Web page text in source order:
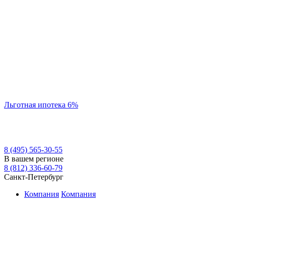
Льготная ипотека 6%
8 (495) 565-30-55
В вашем регионе
8 (812) 336-60-79
Санкт-Петербург
Компания Компания